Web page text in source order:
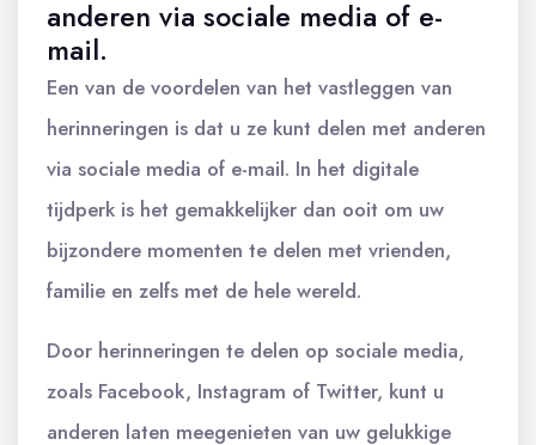
anderen via sociale media of e-
mail.
Een van de voordelen van het vastleggen van
herinneringen is dat u ze kunt delen met anderen
via sociale media of e-mail. In het digitale
tijdperk is het gemakkelijker dan ooit om uw
bijzondere momenten te delen met vrienden,
familie en zelfs met de hele wereld.
Door herinneringen te delen op sociale media,
zoals Facebook, Instagram of Twitter, kunt u
anderen laten meegenieten van uw gelukkige